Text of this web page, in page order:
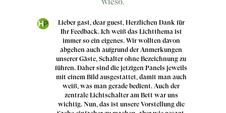
Lieber gast, dear guest, Herzlichen Dank für
Ihr Feedback. Ich weiß das Lichtthema ist
immer so ein eigenes. Wir wollten davon
abgehen auch aufgrund der Anmerkungen
unserer Gäste, Schalter ohne Bezeichnung zu
führen. Daher sind die jetzigen Panels jeweils
mit einem Bild ausgestattet, damit man auch
weiß, was man gerade bedient. Auch der
zentrale Lichtschalter am Bett war uns
wichtig. Nun, das ist unsere Vorstellung die